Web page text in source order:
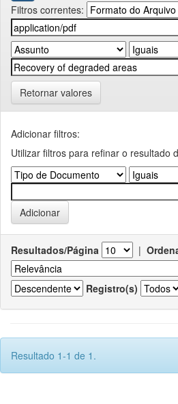
Filtros correntes:
Retornar valores
Adicionar filtros:
Utilizar filtros para refinar o resultado
Resultados/Página |
Registro(s)
Resultado 1-1 de 1.